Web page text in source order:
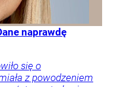
naprawdę
się o
z powodzeniem